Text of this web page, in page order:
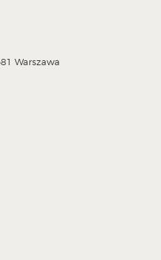
Warszawa